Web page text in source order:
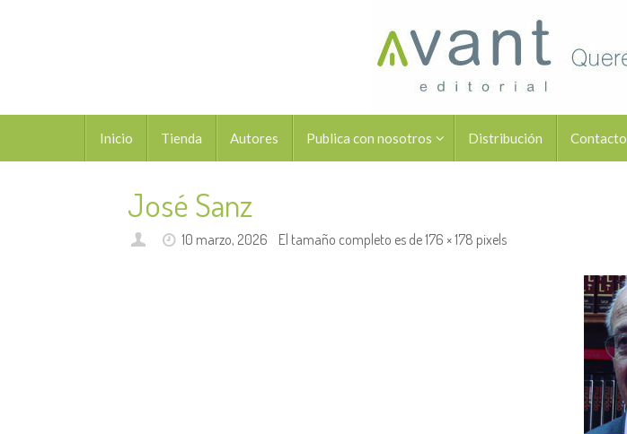
contenido
Inicio Tienda Autores Publica con nosotros Distribución Contacto
José Sanz
10 marzo, 2026 El tamaño completo es de176 × 178 pixels